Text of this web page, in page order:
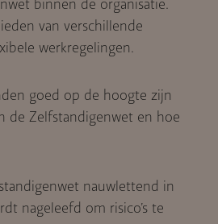
binnen de organisatie.
van verschillende
werkregelingen.
goed op de hoogte zijn
de Zelfstandigenwet en hoe
nauwlettend in
nageleefd om risico’s te